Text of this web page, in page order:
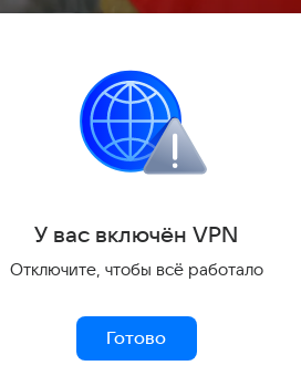
У вас включён VPN
Отключите, чтобы всё работало
Готово